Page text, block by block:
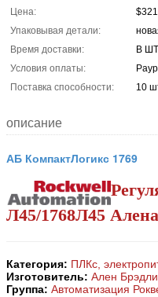
Цена:
Упаковывая детали:
Время доставки:
В
Условия оплаты:
Поставка способности:
10
описание
АБ КомпактЛогикс 1769
Л45/1768Л45
Категория: ПЛКс,
Изготовитель: Ален Брэдли
Группа: Автоматизация